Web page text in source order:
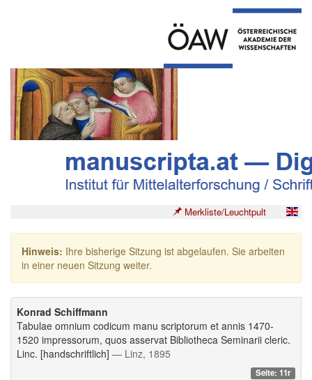
Merkliste/Leuchtpult
Hinweis: Ihre bisherige Sitzung ist abgelaufen. Sie arbeiten
in einer neuen Sitzung weiter.
Konrad Schiffmann
Tabulae omnium codicum manu scriptorum et annis 1470-
1520 impressorum, quos asservat Bibliotheca Seminarii cleric.
Linc. [handschriftlich] — Linz, 1895
Seite: 11r